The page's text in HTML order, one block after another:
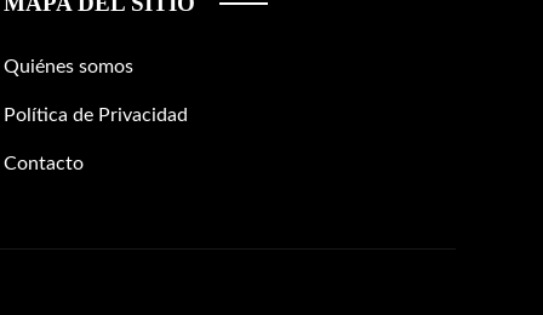
Quiénes somos
Política de Privacidad
Contacto